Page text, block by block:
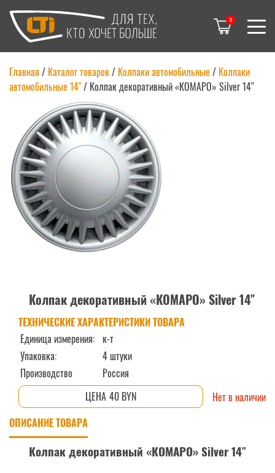
0
Главная / Каталог товаров/ Колпаки автомобильные / Колпаки
автомобильные 14"/ Колпак декоративный «КОМАРО» Silver 14″
Колпак декоративный «КОМАРО» Silver 14″
ТЕХНИЧЕСКИЕ ХАРАКТЕРИСТИКИ ТОВАРА
Единица измерения: к-т
Упаковка:
4 штуки
Производство
Россия
40 BYN
Нет в наличии
ОПИСАНИЕ ТОВАРА
Колпак декоративный «КОМАРО» Silver 14″